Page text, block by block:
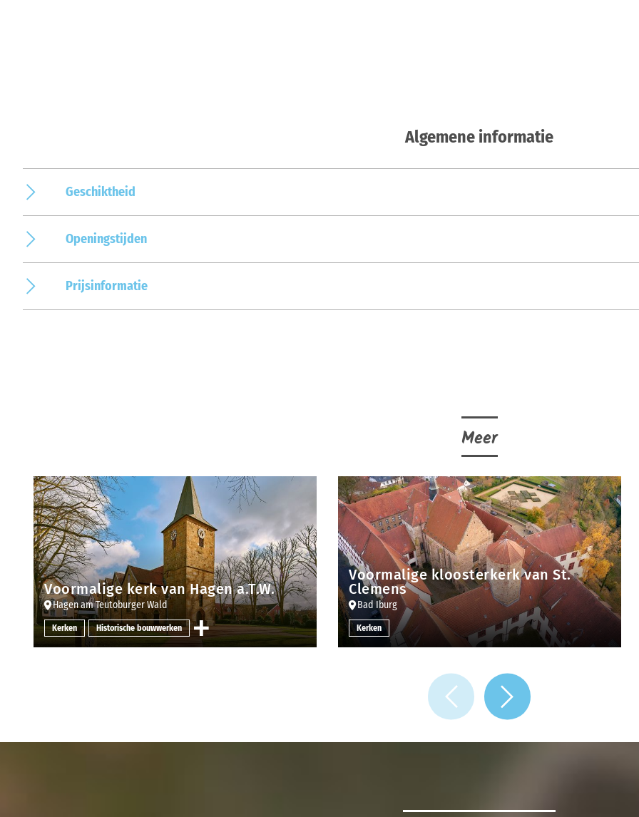
Algemene informatie
Geschiktheid
Openingstijden
Prijsinformatie
Meer
Voormalige kerk van Hagen a.T.W.
Hagen am Teutoburger Wald
Kerken Historische bouwwerken
Voormalige kloosterkerk van St.
Clemens
Bad Iburg
Kerken